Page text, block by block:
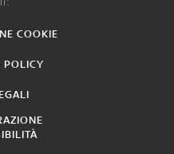
COOKIE
POLICY